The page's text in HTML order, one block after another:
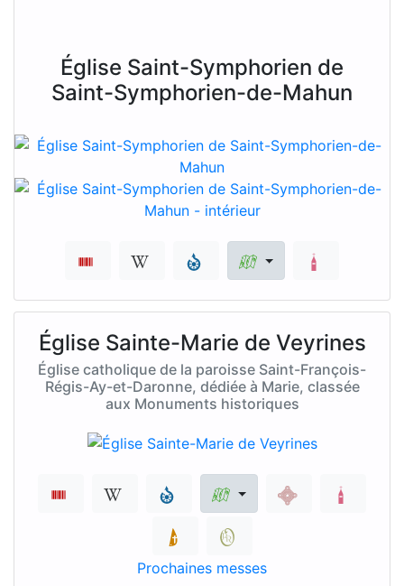
Église Saint-Symphorien de
Saint-Symphorien-de-Mahun
Église Sainte-Marie de Veyrines
Église catholique de la paroisse Saint-François-
Régis-Ay-et-Daronne, dédiée à Marie, classée
aux Monuments historiques
Prochaines messes